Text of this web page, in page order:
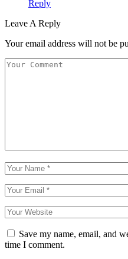
Reply
Leave A Reply
Your email address will not be
Save my name, email, and
time I comment.